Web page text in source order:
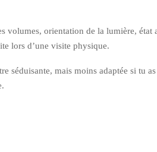
volumes, orientation de la lumière, état
lors d’une visite physique.
séduisante, mais moins adaptée si tu